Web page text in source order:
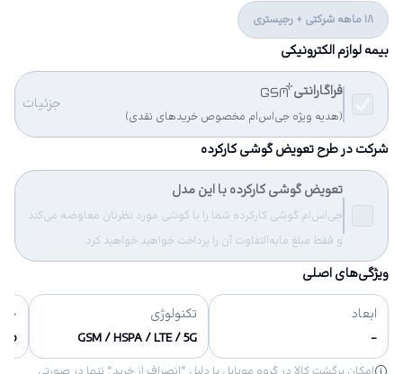
18 ماهه شرکتی + رجیستری
بیمه لوازم الکترونیکی
فراگارانتی
(هدیه ویژه جی‌اس‌ام مخصوص خریدهای نقدی)
جزئیات
شرکت در طرح تعویض گوشی کارکرده
تعویض گوشی کارکرده با این مدل
جی‌اس‌ام گوشی کارکرده شما را با گوشی مورد نظرتان معاوضه می‌کند
و فقط مبلغ مابه‌التفاوت آن را پرداخت خواهید خواهید کرد.
ویژگی‌های اصلی
ابعاد
-
تکنولوژی
GSM / HSPA / LTE / 5G
Up